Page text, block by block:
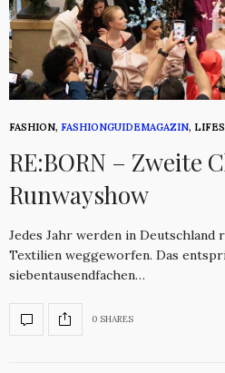
FASHION, FASHIONGUIDEMAGAZIN,
RE:BORN – Zweite
Runwayshow
Jedes Jahr werden in Deutschland
Textilien weggeworfen. Das
siebentausendfachen…
0 SHARES